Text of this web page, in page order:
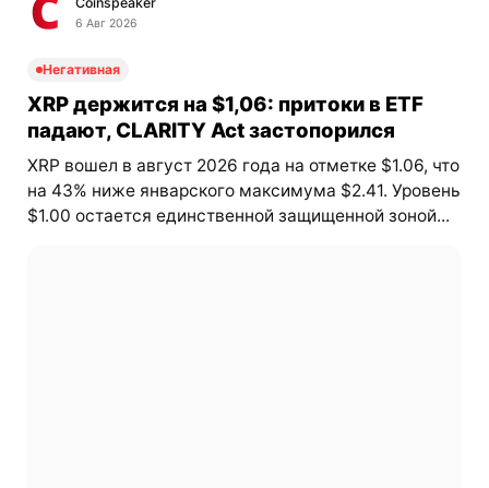
6 Авг 2026
Негативная
XRP держится на $1,06: притоки в ETF
падают, CLARITY Act застопорился
XRP вошел в август 2026 года на отметке $1.06, что
на 43% ниже январского максимума $2.41. Уровень
$1.00 остается единственной защищенной зоной...